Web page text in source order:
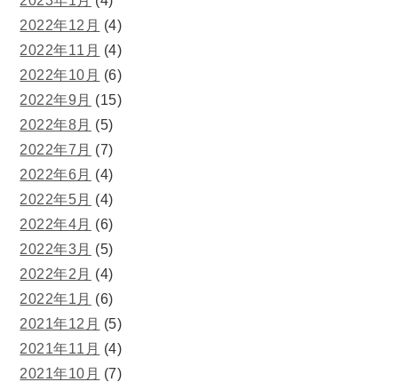
2022年12月 (4)
2022年11月 (4)
2022年10月 (6)
2022年9月 (15)
2022年8月 (5)
2022年7月 (7)
2022年6月 (4)
2022年5月 (4)
2022年4月 (6)
2022年3月 (5)
2022年2月 (4)
2022年1月 (6)
2021年12月 (5)
2021年11月 (4)
2021年10月 (7)